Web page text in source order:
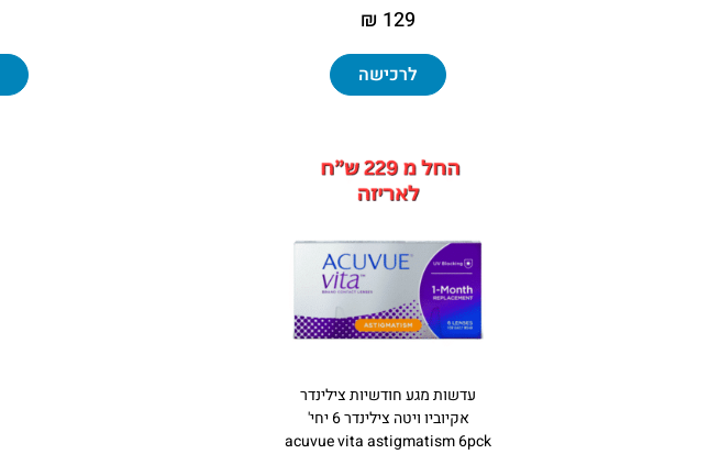
129 ₪
לרכישה
עדשות מגע חודשיות צילינדר
אקיוביו ויטה צילינדר 6 יחי'
acuvue vita astigmatism 6pck